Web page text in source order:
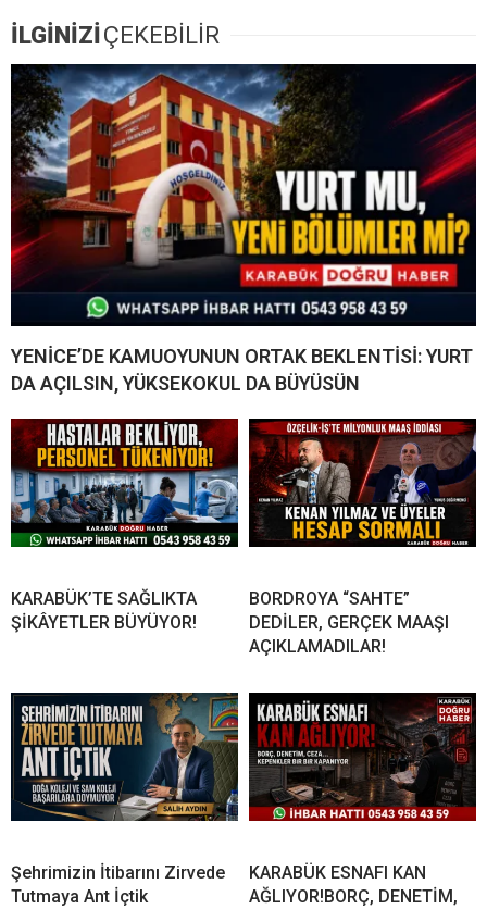
İLGİNİZİ ÇEKEBİLİR
YENİCE’DE KAMUOYUNUN ORTAK BEKLENTİSİ: YURT
DA AÇILSIN, YÜKSEKOKUL DA BÜYÜSÜN
KARABÜK’TE SAĞLIKTA
ŞİKÂYETLER BÜYÜYOR!
BORDROYA “SAHTE”
DEDİLER, GERÇEK MAAŞI
AÇIKLAMADILAR!
Şehrimizin İtibarını Zirvede
Tutmaya Ant İçtik
KARABÜK ESNAFI KAN
AĞLIYOR!BORÇ, DENETİM,